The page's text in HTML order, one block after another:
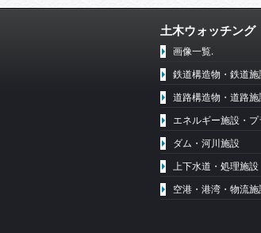
土木ウォッチング
画像一覧.
鉄道構造物・鉄道施
道路構造物・道路施
エネルギー施設・プ
ダム・河川施設
上下水道・処理施設
空港・港湾・物流施